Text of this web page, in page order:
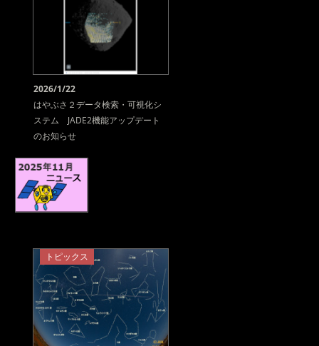
2026/1/22
はやぶさ２データ検索・可視化シ
ステム JADE2機能アップデート
のお知らせ
トピックス